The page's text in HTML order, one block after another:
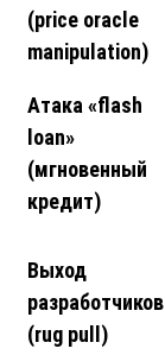
(price oracle
manipulation)
Атака «flash
loan»
(мгновенный
кредит)
Выход
разработчиков
(rug pull)